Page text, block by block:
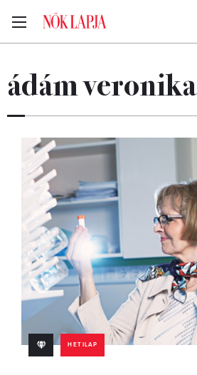
ádám veronika
HETILAP